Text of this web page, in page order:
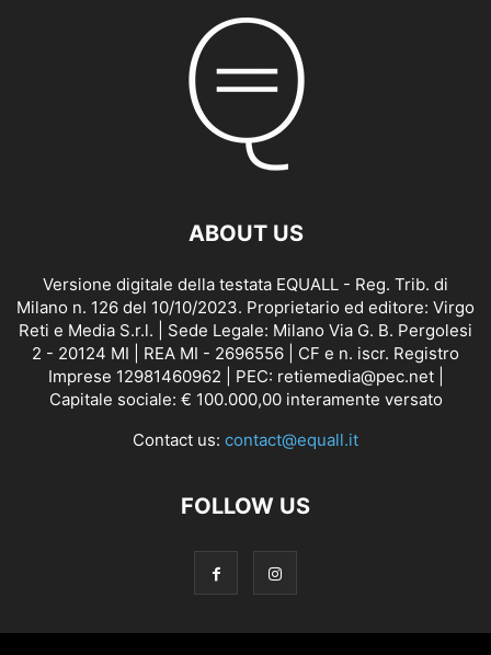
ABOUT US
Versione digitale della testata EQUALL - Reg. Trib. di
Milano n. 126 del 10/10/2023. Proprietario ed editore: Virgo
Reti e Media S.r.l. | Sede Legale: Milano Via G. B. Pergolesi
2 - 20124 MI | REA MI - 2696556 | CF e n. iscr. Registro
Imprese 12981460962 | PEC: retiemedia@pec.net |
Capitale sociale: € 100.000,00 interamente versato
Contact us: contact@equall.it
FOLLOW US